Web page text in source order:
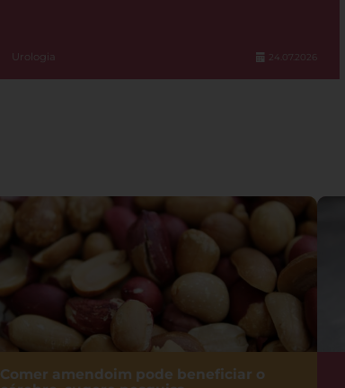
Urologia 24.07.2026
Comer amendoim pode beneficiar o